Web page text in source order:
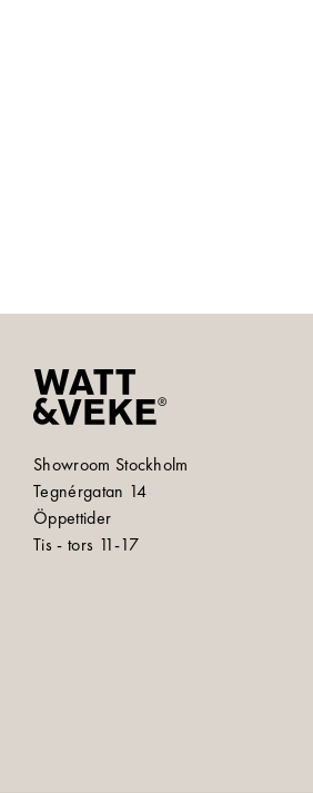
Showroom Stockholm
Tegnérgatan 14
Öppettider
Tis - tors 11-17